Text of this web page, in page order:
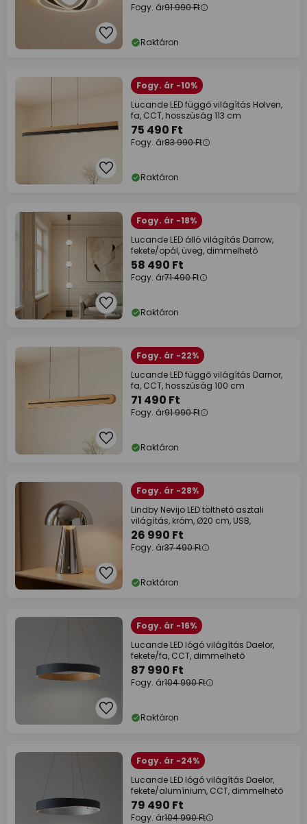
Fogy. ár91 990 Ft
Raktáron
Fogy. ár -10%
Lucande LED függő világítás Holven,
fa, CCT, hosszúság 113 cm
75 490 Ft
Fogy. ár83 990 Ft
Raktáron
Fogy. ár -18%
Lucande LED álló világítás Darrow,
fekete/opál, üveg, dimmelhető
58 490 Ft
Fogy. ár71 490 Ft
Raktáron
Fogy. ár -22%
Lucande LED függő világítás Darnor,
fa, CCT, hosszúság 100 cm
71 490 Ft
Fogy. ár91 990 Ft
Raktáron
Fogy. ár -28%
Lindby Nevijo LED tölthető asztali
világítás, króm, Ø20 cm, USB,
26 990 Ft
Fogy. ár37 490 Ft
Raktáron
Fogy. ár -16%
Lucande LED lógó világítás Daelor,
fekete/fa, CCT, dimmelhető
87 990 Ft
Fogy. ár104 990 Ft
Raktáron
Fogy. ár -24%
Lucande LED lógó világítás Daelor,
fekete/alumínium, CCT, dimmelhető
79 490 Ft
Fogy. ár104 990 Ft